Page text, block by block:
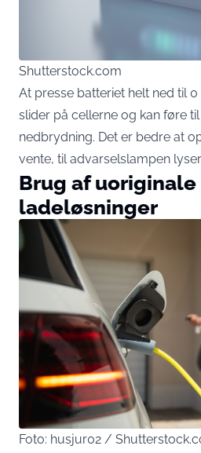
Shutterstock.com
At presse batteriet helt ned til
slider på cellerne og kan føre
nedbrydning. Det er bedre at
vente, til advarselslampen
Brug af uoriginale
ladeløsninger
Foto: husjur02 /